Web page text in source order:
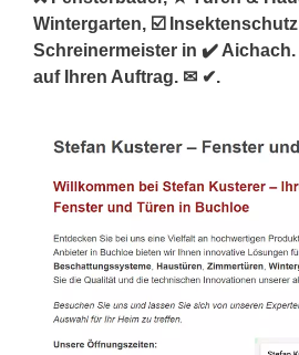
Wintergarten, ☑️
Schreinermeister in ✔️
auf Ihren Auftrag. ✉ ✔.